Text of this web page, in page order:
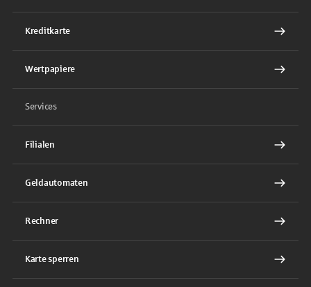
Kreditkarte
Wertpapiere
Services
Filialen
Geldautomaten
Rechner
Karte sperren